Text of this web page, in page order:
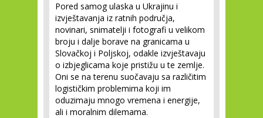
Pored samog ulaska u Ukrajinu i
izvještavanja iz ratnih područja,
novinari, snimatelji i fotografi u velikom
broju i dalje borave na granicama u
Slovačkoj i Poljskoj, odakle izvještavaju
o izbjeglicama koje pristižu u te zemlje.
Oni se na terenu suočavaju sa različitim
logističkim problemima koji im
oduzimaju mnogo vremena i energije,
ali i moralnim dilemama.